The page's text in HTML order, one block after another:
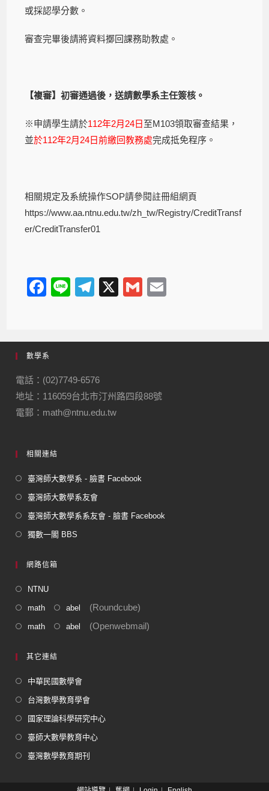
或採認學分數。
審查完畢後請將資料擲回課務助教處。
【複審】初審通過後，送請數學系主任簽核。
※申請學生請於112年2月24日 至M103領取審查結果，
並於112年2月24日前繳回教務處完成抵免程序。
相關規定及系統操作SOP請參閱註冊組網頁
https://www.aa.ntnu.edu.tw/zh_tw/Registry/CreditTransf
er/CreditTransfer01
F
e
b
o
o
k
Li
T
gr
m
X
G
數學系
電話：(02)7749-6576
地址：116059台北市汀州路四段88號
電郵：math@ntnu.edu.tw
相關連結
臺灣師大數學系 - 臉書 Facebook
臺灣師大數學系友會
臺灣師大數學系系友會 - 臉書 Facebook
獨數一閣 BBS
網路信箱
NTNU
math abel (Roundcube)
math abel (Openwebmail)
其它連結
中華民國數學會
台灣數學教育學會
國家理論科學研究中心
臺師大數學教育中心
臺灣數學教育期刊